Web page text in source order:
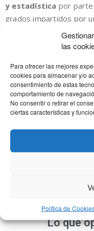
las
Para ofrecer las mejores
cookies para almacenar y/o
consentimiento de estas
comportamiento de
No consentir o retirar el
ciertas características y
Política de
y estadística por
grados impartidos por
tanto individuales como
como con material
Si tienes alguna
asignatura de
escríbenos para ver
Como también
muchos de nuestros
durante el primer año
Lo que